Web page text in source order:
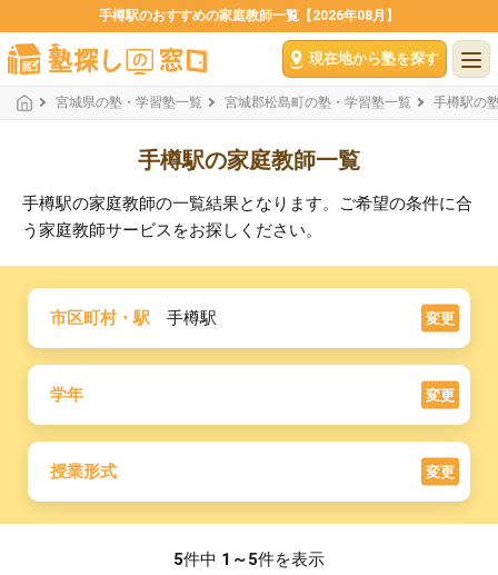
手樽駅のおすすめの家庭教師一覧【2026年08月】
現在地から塾を探す
宮城県の塾・学習塾一覧 宮城郡松島町の塾・学習塾一覧 手樽駅の
手樽駅の家庭教師一覧
手樽駅の家庭教師の一覧結果となります。ご希望の条件に合
う家庭教師サービスをお探しください。
市区町村・駅 手樽駅 変更
学年 変更
授業形式 変更
5件中 1～5件を表示